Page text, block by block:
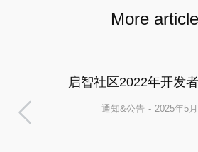
More
启智社区2022年开发
通知&公告 2025年5